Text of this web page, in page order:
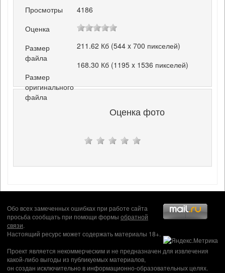
Просмотры
4186
Оценка
Размер
файла
211.62 Кб (544 x 700 пикселей)
Размер
оригинального
файла
168.30 Кб (1195 x 1536 пикселей)
Оценка фото
Обо всех замеченных ошибках при работе сайта
просьба сообщать при помощи формы обратной
связи.
Настоящий ресурс может содержать материалы 18+.
Проект является некоммерческим и не предназначен для извлечения
какой-либо выгоды из публикуемых материалов,
он создан исключительно в информационно-образовательных целях.